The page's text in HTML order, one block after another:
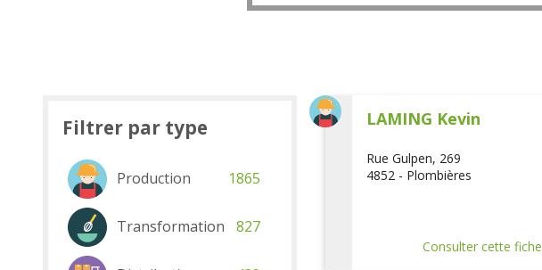
LAMING Kevin
Rue Gulpen, 269
4852 - Plombières
Consulter cette fiche
Filtrer par type
Production 1865
Transformation 827